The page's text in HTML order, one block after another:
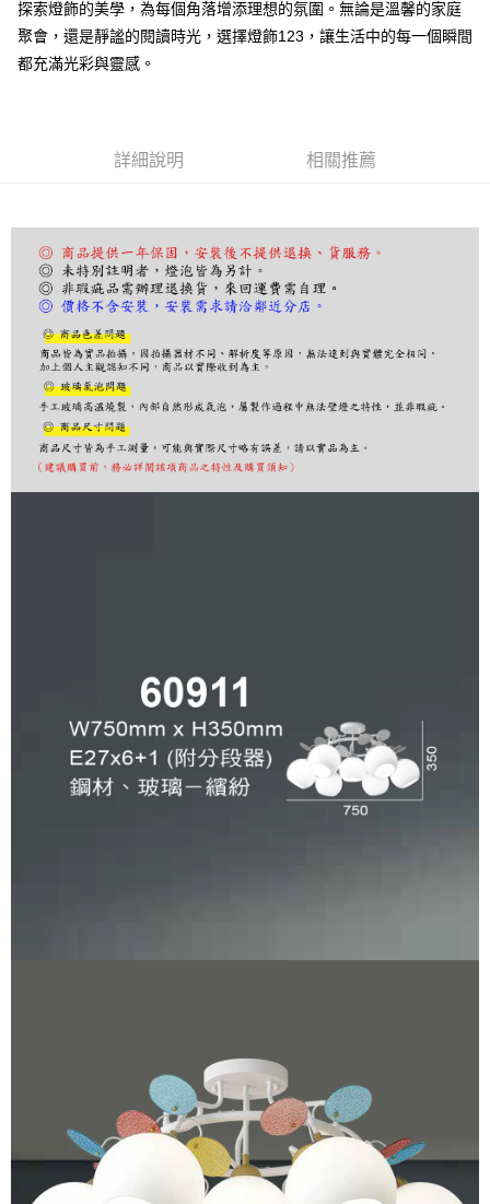
Google Pay
全盈+PAY
AFTEE先享後付是「在收到商品之後才付款」的支付方式。 讓您購物簡單
３．安心：先確認商品／服務後，再付款。
【「AFTEE先享後付」結帳流程】
１．於結帳方式選擇「AFTEE先享後付」後，將跳轉至「AFTEE先享後付」
２．訂單成立數日內，您將收到繳費通知簡訊。
３．收到繳費通知簡訊後14天內，點擊此簡訊中的連結，可透過四大超商／
ATM／網路銀行／等多元方式進行付款，方視為交易完成。
※ 請注意：結帳手續完成當下不需立刻繳費，但若您需要取消訂單，請聯絡
購買商品的店家。未經商家同意取消之訂單仍視為有效，需透過AFTEE先享
後付繳納相關費用。
※ 交易是否成功請以「AFTEE先享後付 」之結帳頁面顯示為準，若有關於
「AFTEE先享後付」，若未經同意申辦者引起之損失，本公司不負相關責
時審查核予不同之上限額度；若仍有額度不足之情形，本公司將視審查結果
請求用戶進行身份認證。
５．嚴禁一人註冊多個帳號或使用他人資訊註冊。若發現惡意使用之情形，
恩沛科技股份有限公司將有權停止該用戶之使用額度並採取法律行動。
宅配
每筆NT$180，滿NT$5,000(含以上)免運費
探索燈飾的美學，為每個角落增添理想的氛圍。無論是溫馨的家庭
聚會，還是靜謐的閱讀時光，選擇燈飾123，讓生活中的每一個瞬間
都充滿光彩與靈感。
詳細說明 相關推薦